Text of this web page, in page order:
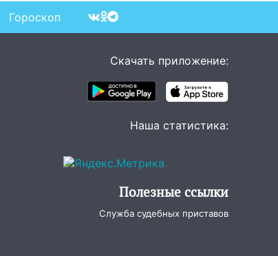
Гороскоп
Скачать приложение:
Наша статистика:
Полезные ссылки
Служба судебных приставов